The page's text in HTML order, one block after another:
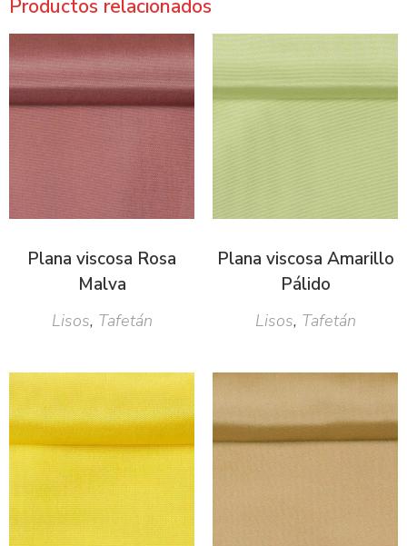
Productos relacionados
Plana viscosa Rosa
Malva
Lisos, Tafetán
Plana viscosa Amarillo
Pálido
Lisos, Tafetán